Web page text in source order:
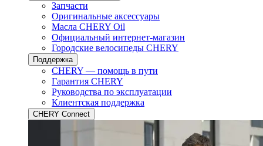
Запчасти
Оригинальные аксессуары
Масла CHERY Oil
Официальный интернет-магазин
Городские велосипеды CHERY
Поддержка
CHERY — помощь в пути
Гарантия CHERY
Руководства по эксплуатации
Клиентская поддержка
CHERY Connect